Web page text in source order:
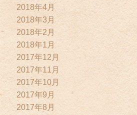
2018年4月
2018年3月
2018年2月
2018年1月
2017年12月
2017年11月
2017年10月
2017年9月
2017年8月